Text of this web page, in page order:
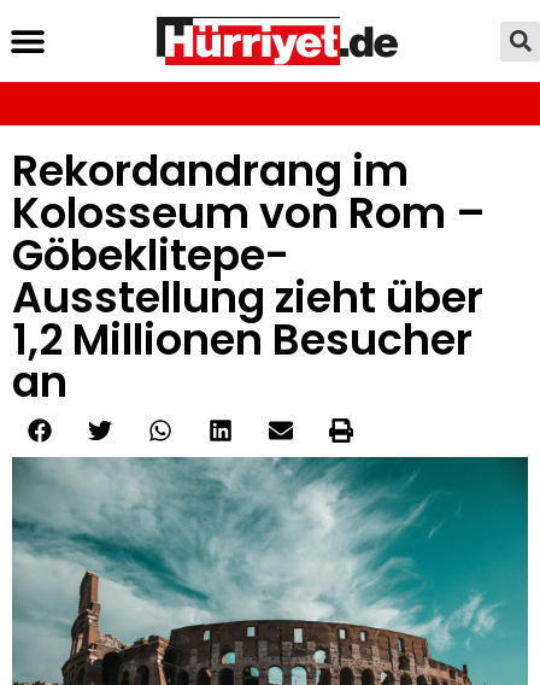
Rekordandrang im
Kolosseum von Rom –
Göbeklitepe-
Ausstellung zieht über
1,2 Millionen Besucher
an